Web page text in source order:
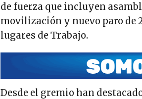
de fuerza que incluyen
movilización y nuevo paro de
lugares de Trabajo.
Desde el gremio han